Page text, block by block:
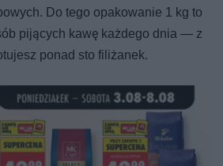
Do tego opakowanie 1 kg to
pijących kawę każdego dnia — z
ponad sto filiżanek.